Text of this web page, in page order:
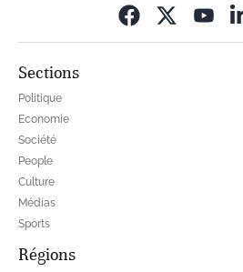
Sections
Politique
Economie
Société
People
Culture
Médias
Sports
Régions